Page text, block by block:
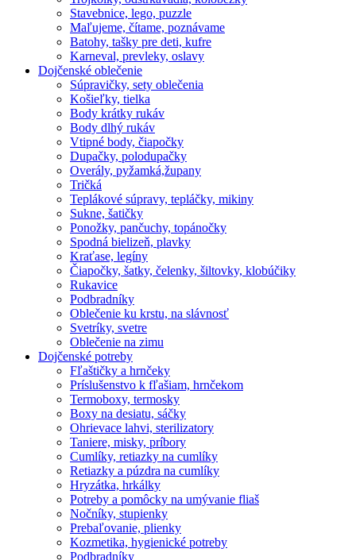
Stavebnice, lego, puzzle
Maľujeme, čítame, poznávame
Batohy, tašky pre deti, kufre
Karneval, prevleky, oslavy
Dojčenské oblečenie
Súpravičky, sety oblečenia
Košieľky, tielka
Body krátky rukáv
Body dlhý rukáv
Vtipné body, čiapočky
Dupačky, polodupačky
Overály, pyžamká,župany
Tričká
Teplákové súpravy, tepláčky, mikiny
Sukne, šatičky
Ponožky, pančuchy, topánočky
Spodná bielizeň, plavky
Kraťase, legíny
Čiapočky, šatky, čelenky, šiltovky, klobúčiky
Rukavice
Podbradníky
Oblečenie ku krstu, na slávnosť
Svetríky, svetre
Oblečenie na zimu
Dojčenské potreby
Fľaštičky a hrnčeky
Príslušenstvo k fľašiam, hrnčekom
Termoboxy, termosky
Boxy na desiatu, sáčky
Ohrievace lahvi, sterilizatory
Taniere, misky, príbory
Cumlíky, retiazky na cumlíky
Retiazky a púzdra na cumlíky
Hryzátka, hrkálky
Potreby a pomôcky na umývanie fliaš
Nočníky, stupienky
Prebaľovanie, plienky
Kozmetika, hygienické potreby
Podbradníky